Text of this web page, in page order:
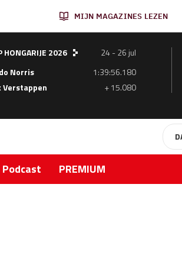
MIJN MAGAZINES LEZEN
HONGARIJE 2026
24 - 26 jul
Norris
1:39:56.180
Verstappen
+ 15.080
Podcast PREMIUM